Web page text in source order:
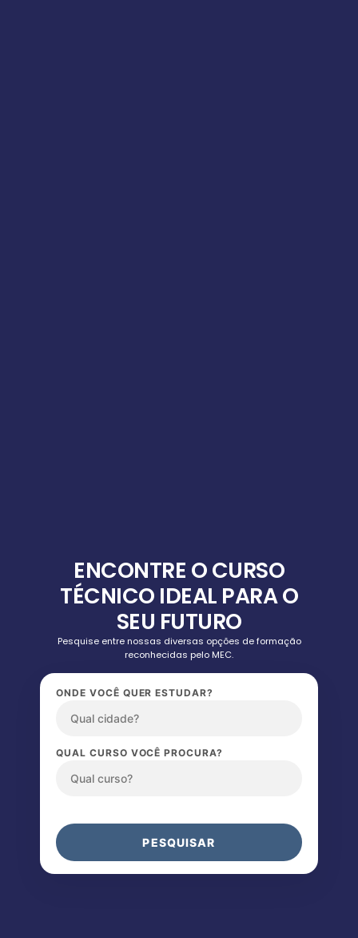
ENCONTRE O CURSO
TÉCNICO IDEAL PARA O
SEU FUTURO
Pesquise entre nossas diversas opções de formação
reconhecidas pelo MEC.
ONDE VOCÊ QUER ESTUDAR?
QUAL CURSO VOCÊ PROCURA?
PESQUISAR